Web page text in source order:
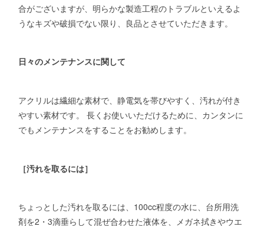
合がございますが、明らかな製造工程のトラブルといえるよ
うなキズや破損でない限り、良品とさせていただきます。
日々のメンテナンスに関して
アクリルは繊細な素材で、静電気を帯びやすく、汚れが付き
やすい素材です。 長くお使いいただけるために、カンタンに
でもメンテナンスをすることをお勧めします。
［汚れを取るには］
ちょっとした汚れを取るには、100cc程度の水に、台所用洗
剤を2・3滴垂らして混ぜ合わせた液体を、メガネ拭きやウエ